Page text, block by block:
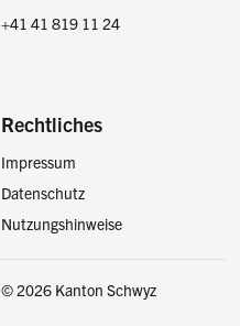
+41 41 819 11 24
Rechtliches
Impressum
Datenschutz
Nutzungshinweise
© 2026 Kanton Schwyz